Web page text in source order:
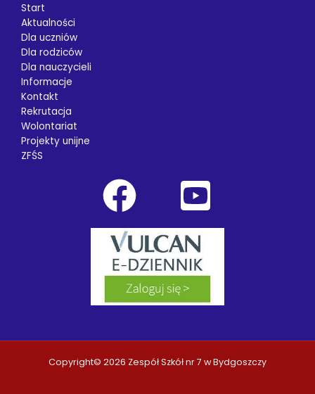
Start
Aktualności
Dla uczniów
Dla rodziców
Dla nauczycieli
Informacje
Kontakt
Rekrutacja
Wolontariat
Projekty unijne
ZFŚS
Copyright© 2026 Zespół Szkół nr 7 w Bydgoszczy